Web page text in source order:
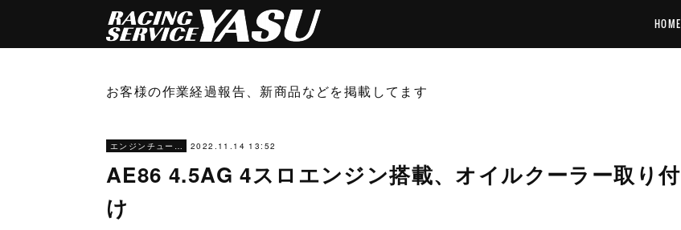
HOME
お客様の作業経過報告、新商品などを掲載してます
エンジンチューニング 2022.11.14 13:52
AE86 4.5AG 4スロエンジン搭載、オイルクーラー取り付
け